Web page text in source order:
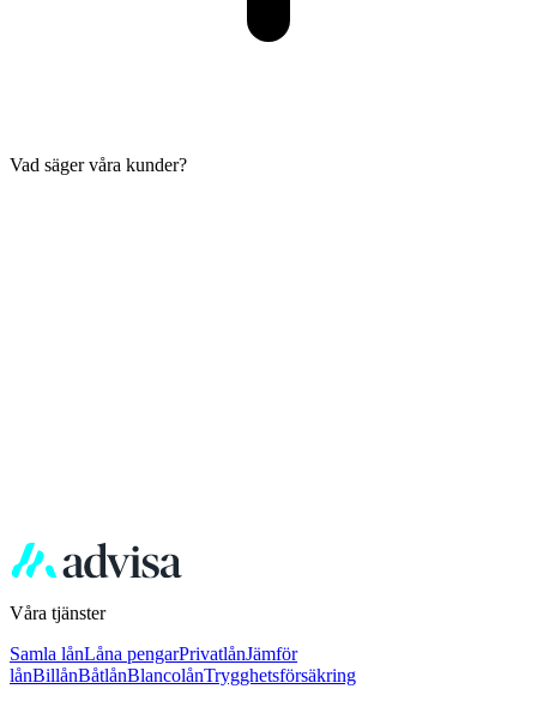
Vad säger våra kunder?
Våra tjänster
Samla lånLåna pengarPrivatlånJämför
lånBillånBåtlånBlancolånTrygghetsförsäkring